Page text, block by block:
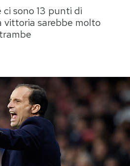
Storie/Idee
Ok Boomer!
Mondiali calcio 2026
sono 13 punti di
vittoria sarebbe molto